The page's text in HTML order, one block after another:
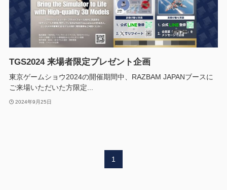
TGS2024 来場者限定プレゼント企画
東京ゲームショウ2024の開催期間中、RAZBAM JAPANブースに
ご来場いただいた方限定...
2024年9月25日
1